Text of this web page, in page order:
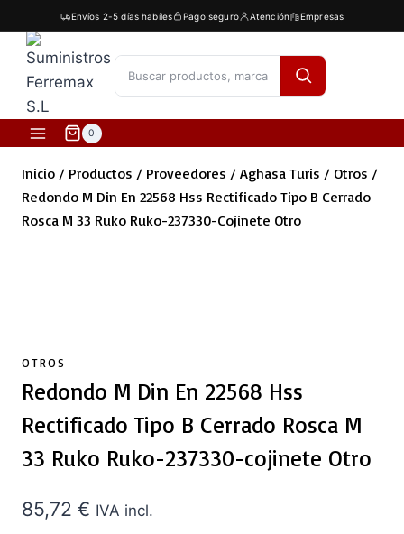
al
contenido
Envíos 2-5 días habíles Pago seguro Atención Empresas
0
Inicio / Productos / Proveedores / Aghasa Turis / Otros /
Redondo M Din En 22568 Hss Rectificado Tipo B Cerrado
Rosca M 33 Ruko Ruko-237330-Cojinete Otro
OTROS
Redondo M Din En 22568 Hss
Rectificado Tipo B Cerrado Rosca M
33 Ruko Ruko-237330-cojinete Otro
85,72 € IVA incl.